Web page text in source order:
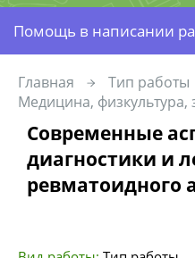
Помощь в написании
Главная
Тип работы
Медицина, физкультура,
Современные
диагностики и
ревматоидного